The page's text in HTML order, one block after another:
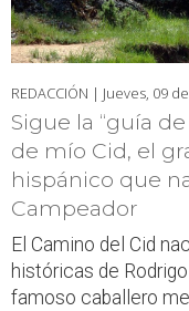
REDACCIÓN | Jueves, 09
Sigue la “guía
de mío Cid, el
hispánico que
Campeador
El Camino del Cid
históricas de Rodrigo
famoso caballero